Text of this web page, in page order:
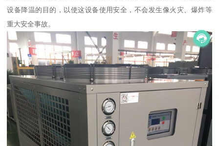
设备降温的目的，以使这设备使用安全，不会发生像火灾、爆炸等
重大安全事故。